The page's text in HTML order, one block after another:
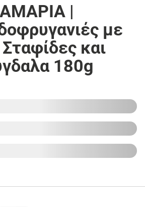
|
με
και
180g